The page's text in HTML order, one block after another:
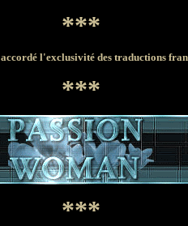
***
accordé l'exclusivité des traductions
***
***